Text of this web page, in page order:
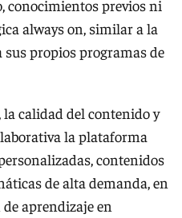
conocimientos previos ni
always on, similar a la
propios programas de
calidad del contenido y
la plataforma
contenidos
de alta demanda, en
aprendizaje en